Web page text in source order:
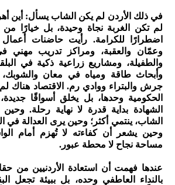
في ذلك الأردن لم يكن الشاب يسأل: أين
لم تكن الغربة نجاة وحيدة، بل خيارًا من
اضطرارًا للكرامة. رأيت حاضنات أعمال
وعمّان والعقبة، ومراكز تدريب مهني
والطفيلة، ومشاريع زراعية ذكية في
وأبحاث طاقة ومياه في معان
جرش والبتراء ووادي رم. الاقتصاد هناك
الحكومية وحدها، بل يخلق أسواقًا
الشهادة بداية قدرة لا نهاية رحلة.
الشاب، ينتمي أكثر؛ وحين يرى العدالة في
وحين يشعر أن كفاءته لا تُهزم أمام
مساحة نجاح لا محطة عبور.
عندها فهمت أن استعادة الأردنيين من
بالنداء العاطفي وحده، بل ببيئة تجعل